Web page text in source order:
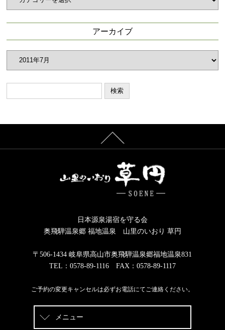
リ
アーカイブ
ア
イ
ブ
日本源泉湯宿を守る会
奥飛騨温泉郷 福地温泉 山里のいおり 草円
〒506-1434 岐阜県高山市奥飛騨温泉郷福地温泉831
TEL：0578-89-1116 FAX：0578-89-1117
ご予約の変更キャンセルは必ずお電話にてご連絡ください。
メニュー